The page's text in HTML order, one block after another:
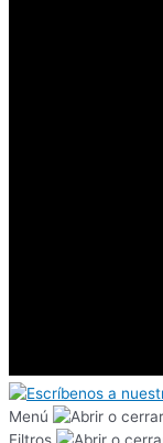
Menú
Filtros